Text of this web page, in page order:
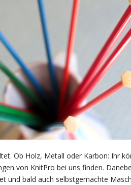
Ob Holz, Metall oder Karbon: Ihr
von KnitPro bei uns finden.
und bald auch selbstgemachte